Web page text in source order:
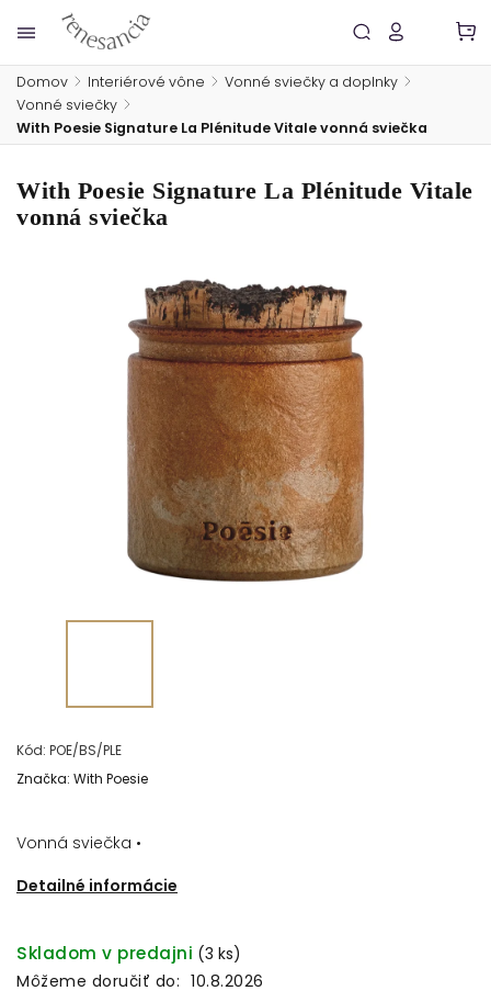
Domov / Interiérové vône / Vonné sviečky a doplnky /
Vonné sviečky /
With Poesie Signature La Plénitude Vitale vonná sviečka
With Poesie Signature La Plénitude Vitale
vonná sviečka
Kód: POE/BS/PLE
Vonná sviečka •
Detailné informácie
Značka: With Poesie
Skladom v predajni (3 ks)
Môžeme doručiť do: 10.8.2026